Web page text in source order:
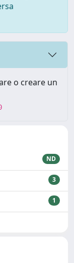
o creare un
ND
3
1